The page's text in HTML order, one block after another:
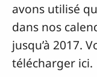
avons utilisé
dans nos
jusqu’à 2017.
télécharger ici.